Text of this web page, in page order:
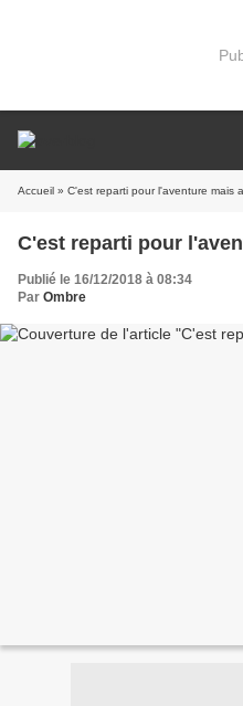
Accueil » C'est reparti pour l'aventure mais
C'est reparti pour
Publié le 16/12/2018 à 08:34
Par Ombre